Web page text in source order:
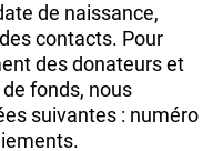
de naissance,
contacts. Pour
des donateurs et
fonds, nous
suivantes : numéro